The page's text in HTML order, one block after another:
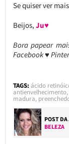
Se quiser ver
Beijos, Ju♥
Bora papear
Facebook ♥
TAGS: ácido
antienvelhecimento,
madura,
POST DA
BELEZA